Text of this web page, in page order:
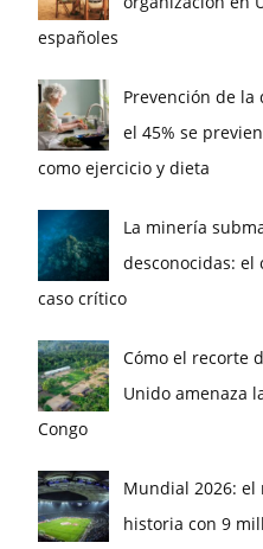
españoles
Prevención de la
el 45% se
como ejercicio y dieta
La minería
desconocidas: el
caso crítico
Cómo el recorte
Unido amenaza
Congo
Mundial 2026: el
historia con 9